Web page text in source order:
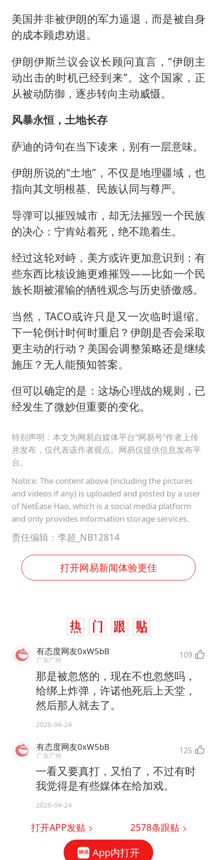
美国并非被伊朗的军力逼退，而是被自身
的成本顾虑劝退。
伊朗伊斯兰议会议长顾问直言，“伊朗主
动出击的时机已经到来”。这个国家，正
从被动防御，逐步转向主动威慑。
风暴永恒，土地长存
萨迪的诗句在当下读来，别有一层意味。
伊朗所说的“土地”，不仅是地理疆域，也
指向其文明根基、民族认同与尊严。
导弹可以摧毁城市，却无法摧毁一个民族
的决心：宁肯站着死，绝不跪着生。
经过这轮对峙，美方或许更加意识到：有
些东西比核设施更难摧毁——比如一个民
族长期被灌输的牺牲观念与历史骄傲感。
当然，TACO或许只是又一次临时退缩。
下一轮倒计时何时重启？伊朗是否会采取
更主动的行动？美国会调整策略还是继续
施压？无人能预知答案。
但可以确定的是：这场心理战的规则，已
经发生了微妙但重要的变化。
特别声明：本文为网易自媒体平台“网易号”作者上传
并发布，仅代表该作者观点。网易仅提供信息发布平
台。
Notice: The content above (including the pictures
and videos if any) is uploaded and posted by a user
of NetEase Hao, which is a social media platform
and only provides information storage services.
责任编辑：李超_NB12814
打开网易新闻体验更佳
有态度网友0xW5bB
广东广州 109
那是被忽悠的，现在不也忽悠吗，
给绑上炸弹，许诺他死后上天堂，
然后那人就去了。
2026-04-24
有态度网友0xW5bB
广东广州 125
一看又要真打，又怕了，不过有时
我觉得是有些媒体在给加戏。
2026-04-24
打开APP发贴 2578条跟贴
App内打开